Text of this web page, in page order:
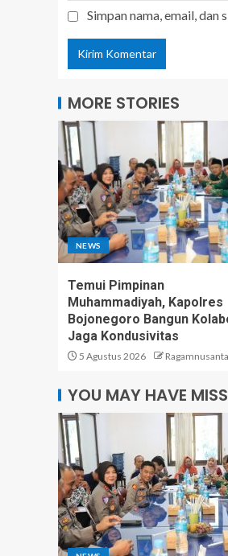
Simpan nama, email,
MORE STORIES
NEWS
Temui Pimpinan
Muhammadiyah, Kapolres
Bojonegoro Bangun
Jaga Kondusivitas
5 Agustus 2026
YOU MAY HAVE